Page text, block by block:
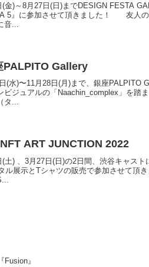
(金)～8月27日(日)までDESIGN FESTA
5』に参加させて頂きました！ 友人の
...
Gallery
(水)〜11月28日(月)まで、銀座PALPITO
ュアルの「Naachin_complex」を踏ま
タ...
ART JUNCTION 2022
(土) 、3月27日(日)の2日間、渋谷キャス
ル展示とTシャツの販売で参加させて
Fusion』